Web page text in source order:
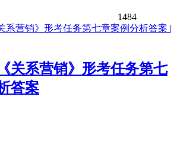
1484
关系营销》形考任务第七
答案